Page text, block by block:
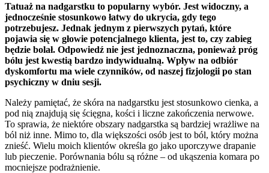
Tatuaż na nadgarstku to popularny wybór. Jest widoczny, a
jednocześnie stosunkowo łatwy do ukrycia, gdy tego
potrzebujesz. Jednak jednym z pierwszych pytań, które
pojawia się w głowie potencjalnego klienta, jest to, czy zabieg
będzie bolał. Odpowiedź nie jest jednoznaczna, ponieważ próg
bólu jest kwestią bardzo indywidualną. Wpływ na odbiór
dyskomfortu ma wiele czynników, od naszej fizjologii po stan
psychiczny w dniu sesji.
Należy pamiętać, że skóra na nadgarstku jest stosunkowo cienka, a
pod nią znajdują się ścięgna, kości i liczne zakończenia nerwowe.
To sprawia, że niektóre obszary nadgarstka są bardziej wrażliwe na
ból niż inne. Mimo to, dla większości osób jest to ból, który można
znieść. Wielu moich klientów określa go jako uporczywe drapanie
lub pieczenie. Porównania bólu są różne – od ukąszenia komara po
mocniejsze podrażnienie.